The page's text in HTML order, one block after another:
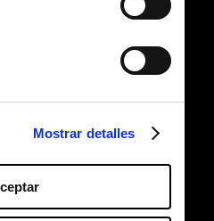
Mostrar detalles
página certificada